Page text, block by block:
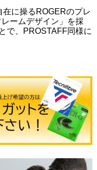
に操るROGERのプレ
ームデザイン」を採
で、PROSTAFF同様に